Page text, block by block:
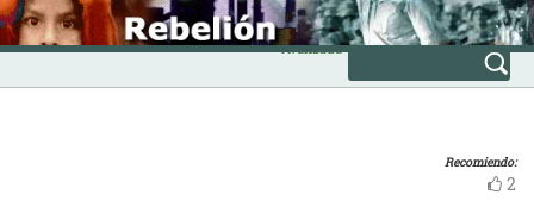
Skip
to
content
INICIO
Avanzada
Recomiendo:
2